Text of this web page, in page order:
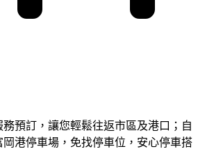
預訂，讓您輕鬆往返市區及港口；自
港停車場，免找停車位，安心停車搭